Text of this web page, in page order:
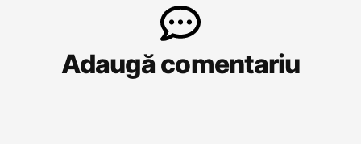
Adaugă comentariu